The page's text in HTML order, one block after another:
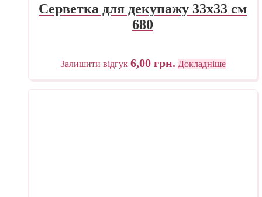
Серветка для декупажу 33х33 см
680
Залишити відгук 6,00 грн. Докладніше